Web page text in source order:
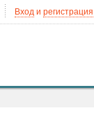
Вход и регистрация